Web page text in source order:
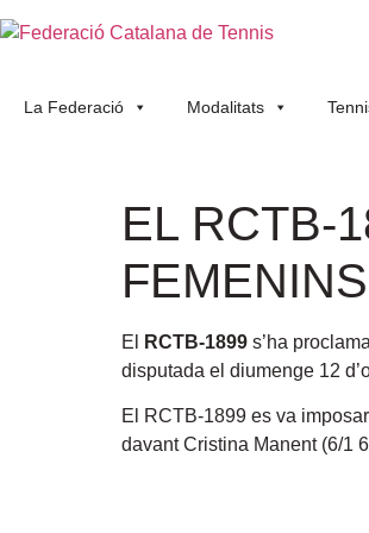
La Federació Modalitats
EL RCTB-
FEMENINS
El RCTB-1899 s’ha
disputada el diumenge 12
El RCTB-1899 es va
davant Cristina Manent (6/1